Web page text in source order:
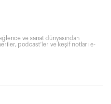
ve sanat dünyasından
podcast’ler ve keşif notları e-